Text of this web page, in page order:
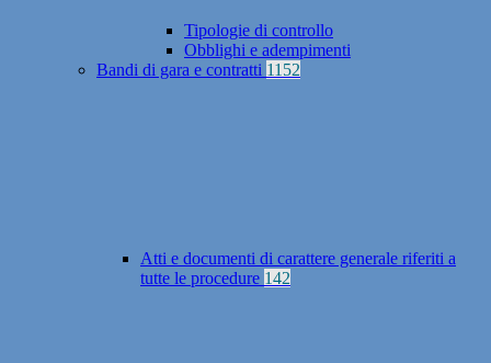
Tipologie di controllo
Obblighi e adempimenti
Bandi di gara e contratti 1152
Atti e documenti di carattere generale riferiti a
tutte le procedure 142